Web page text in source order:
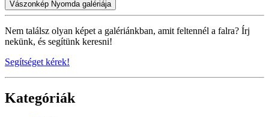
Vászonkép Nyomda galériája
Nem találsz olyan képet a galériánkban, amit feltennél a falra? Írj
nekünk, és segítünk keresni!
Segítséget kérek!
Kategóriák